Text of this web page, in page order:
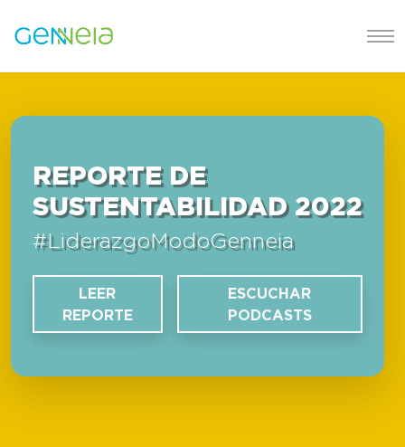
REPORTE DE
SUSTENTABILIDAD 2022
#LiderazgoModoGenneia
LEER
REPORTE
ESCUCHAR
PODCASTS​